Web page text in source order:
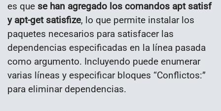
es que se han agregado los comandos apt satisf
y apt-get satisfize, lo que permite instalar los
paquetes necesarios para satisfacer las
dependencias especificadas en la línea pasada
como argumento. Incluyendo puede enumerar
varias líneas y especificar bloques “Conflictos:”
para eliminar dependencias.